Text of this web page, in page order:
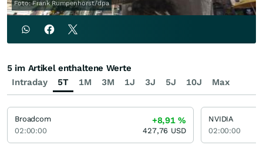
Foto: Frank Rumpenhorst/dpa
Intraday 5T 1M 3M 1J 3J 5J 10J Max
5 im Artikel enthaltene Werte
Broadcom
02:00:00
+8,91%
427,76 USD
NVIDIA
02:00:00